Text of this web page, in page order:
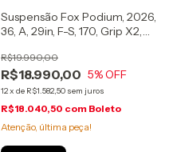
Suspensão Fox Podium, 2026,
36, A, 29in, F-S, 170, Grip X2,
400)
R$18.990,00
R$19.990,00
5% OFF
12x de R$1.582,50 sem juros
R$18.040,50 com Boleto
Atenção, última peça!